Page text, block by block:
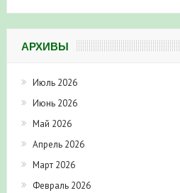
АРХИВЫ
Июль 2026
Июнь 2026
Май 2026
Апрель 2026
Март 2026
Февраль 2026